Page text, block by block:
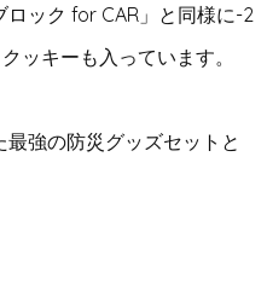
ック for CAR」と同様に-2
キーも入っています。
強の防災グッズセットと